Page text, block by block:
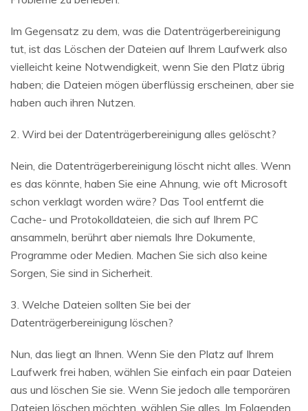
Im Gegensatz zu dem, was die Datenträgerbereinigung
tut, ist das Löschen der Dateien auf Ihrem Laufwerk also
vielleicht keine Notwendigkeit, wenn Sie den Platz übrig
haben; die Dateien mögen überflüssig erscheinen, aber sie
haben auch ihren Nutzen.
2. Wird bei der Datenträgerbereinigung alles gelöscht?
Nein, die Datenträgerbereinigung löscht nicht alles. Wenn
es das könnte, haben Sie eine Ahnung, wie oft Microsoft
schon verklagt worden wäre? Das Tool entfernt die
Cache- und Protokolldateien, die sich auf Ihrem PC
ansammeln, berührt aber niemals Ihre Dokumente,
Programme oder Medien. Machen Sie sich also keine
Sorgen, Sie sind in Sicherheit.
3. Welche Dateien sollten Sie bei der
Datenträgerbereinigung löschen?
Nun, das liegt an Ihnen. Wenn Sie den Platz auf Ihrem
Laufwerk frei haben, wählen Sie einfach ein paar Dateien
aus und löschen Sie sie. Wenn Sie jedoch alle temporären
Dateien löschen möchten, wählen Sie alles. Im Folgenden